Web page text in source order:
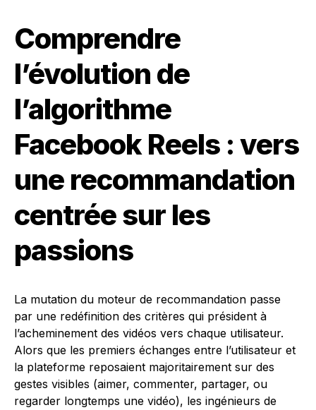
Comprendre
l’évolution de
l’algorithme
Facebook Reels : vers
une recommandation
centrée sur les
passions
La mutation du moteur de recommandation passe
par une redéfinition des critères qui président à
l’acheminement des vidéos vers chaque utilisateur.
Alors que les premiers échanges entre l’utilisateur et
la plateforme reposaient majoritairement sur des
gestes visibles (aimer, commenter, partager, ou
regarder longtemps une vidéo), les ingénieurs de